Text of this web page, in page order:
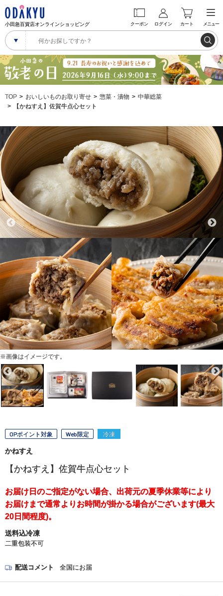
小田急百貨店オンラインショッピング クーポン ログイン カート メニュー
TOP おいしいものお取り寄せ 惣菜・漬物
中華総菜
【かねすえ】佐賀牛点心セット
※画像はイメージです。
OPポイント対象 Web限定 冷凍
かねすえ
【かねすえ】佐賀牛点心セット
お届け日のご指定がない場合、出荷元の夏季休業等により
お届けまで通常よりお時間が掛かる場合がございます(最大
20日間程度)。
送料込冷凍
二重包装不可
配送コメント 全国にお届